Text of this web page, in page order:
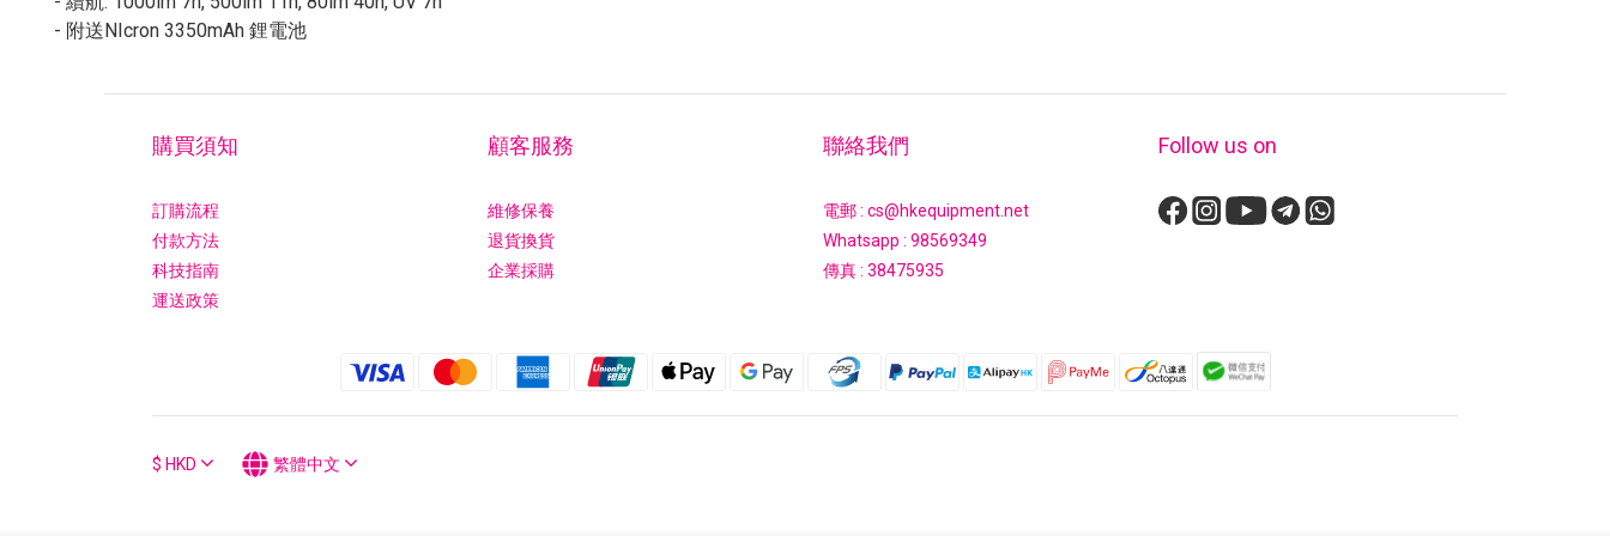
- 附送NIcron 3350mAh 鋰電池
購買須知
訂購流程
付款方法
科技指南
運送政策
顧客服務
維修保養
退貨換貨
企業採購
聯絡我們
電郵 : cs@hkequipment.net
Whatsapp : 98569349
傳真 : 38475935
Follow us on
$ HKD 繁體中文